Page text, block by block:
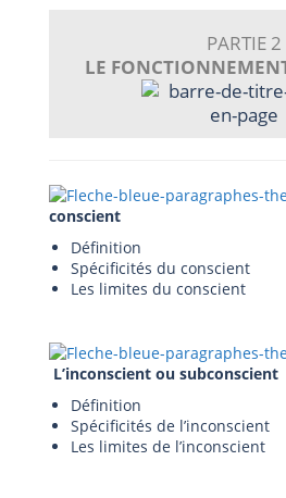
PARTIE 2
LE
conscient
Définition
Spécificités du conscient
Les limites du conscient
L’inconscient ou subconscient
Définition
Spécificités de l’inconscient
Les limites de l’inconscient